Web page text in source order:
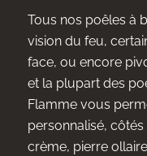
Tous nos poêles à
vision du feu,
face, ou encore
et la plupart des
Flamme vous
personnalisé,
crème, pierre